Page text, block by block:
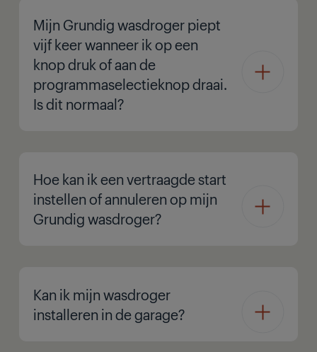
Mijn Grundig wasdroger piept
vijf keer wanneer ik op een
knop druk of aan de
programmaselectieknop draai.
Is dit normaal?
Hoe kan ik een vertraagde start
instellen of annuleren op mijn
Grundig wasdroger?
Kan ik mijn wasdroger
installeren in de garage?